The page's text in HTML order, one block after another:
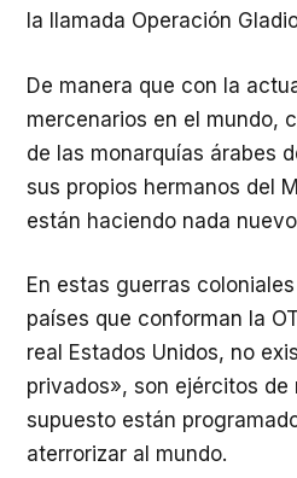
la llamada Operación
De manera que con la
mercenarios en el mundo,
de las monarquías árabes
sus propios hermanos del
están haciendo nada
En estas guerras
países que conforman la
real Estados Unidos, no
privados», son ejércitos
supuesto están
aterrorizar al mundo.